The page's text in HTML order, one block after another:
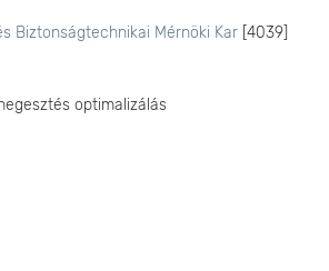
Biztonságtechnikai Mérnöki Kar [4039]
optimalizálás